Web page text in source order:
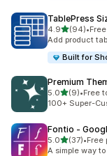
TablePress
4.9별 5개 중
(94)
총 리뷰 94개
•
Add product
Built for
Premium
5.0별 5개 중
(9)
총 리뷰 9개
•Free
100+ Super-
Fontio ‑
5.0별 5개 중
(37)
총 리뷰 37개
•Free
A simple way